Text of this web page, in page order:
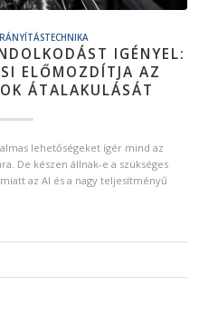
IGÉNYEL:
ELŐMOZDÍTJA AZ
ÁTALAKULÁSÁT
lehetőségeket ígér mind az
De készen állnak-e a szükséges
az AI és a nagy teljesítményű